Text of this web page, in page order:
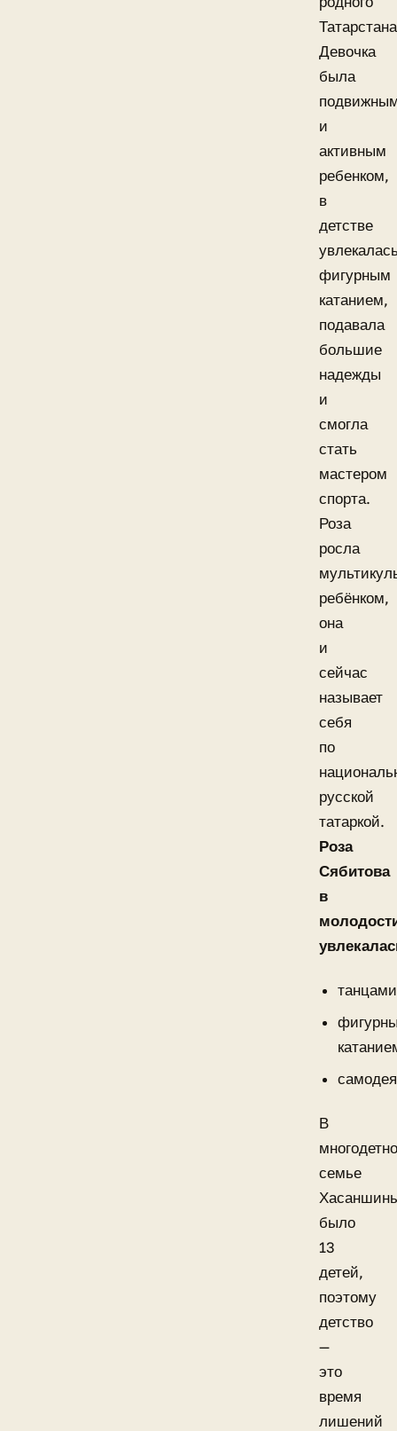
Девочка
была
и
активным
ребенком,
в
детстве
фигурным
катанием,
подавала
большие
надежды
и
смогла
стать
мастером
спорта.
Роза
росла
ребёнком,
она
и
сейчас
называет
себя
по
русской
татаркой.
Роза
Сябитова
в
В
семье
было
13
детей,
поэтому
детство
—
это
время
лишений